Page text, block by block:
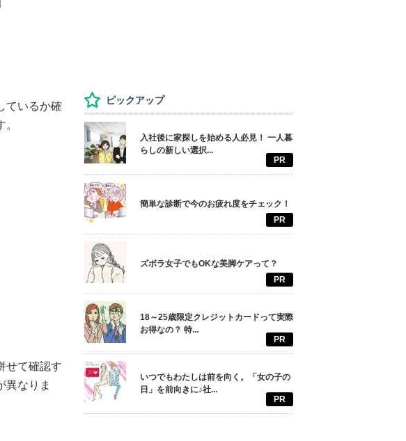
ているか確
せて確認す
異なりま
ピックアップ
入社後に家探しを始める人必見！ 一人暮
らしの新しい選択...
PR
簡単な診断で今のお疲れ度をチェック！
PR
ズボラ女子でもOKな美脚ケアって？
PR
18～25歳限定クレジットカードって実際
お得なの？ 特...
PR
いつでもわたしは前を向く。「女の子の
日」を前向きに♪社...
PR